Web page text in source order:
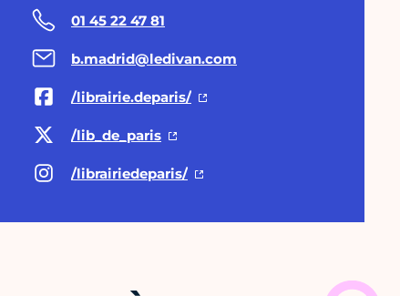
01 45 22 47 81
b.madrid@ledivan.com
/librairie.deparis/
/lib_de_paris
/librairiedeparis/